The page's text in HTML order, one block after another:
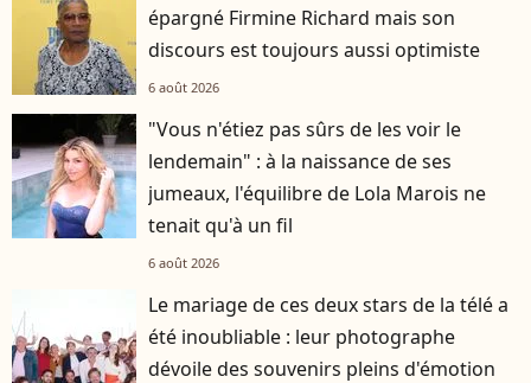
épargné Firmine Richard mais son
discours est toujours aussi optimiste
6 août 2026
"Vous n'étiez pas sûrs de les voir le
lendemain" : à la naissance de ses
jumeaux, l'équilibre de Lola Marois ne
tenait qu'à un fil
6 août 2026
Le mariage de ces deux stars de la télé a
été inoubliable : leur photographe
dévoile des souvenirs pleins d'émotion